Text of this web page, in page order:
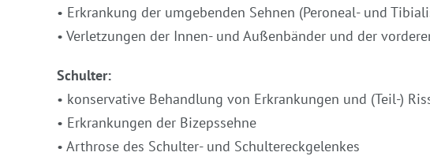
• Erkrankung der umgebenden Sehnen (Peroneal- und
• Verletzungen der Innen- und Außenbänder und der
Schulter:
• konservative Behandlung von Erkrankungen und (Teil-)
• Erkrankungen der Bizepssehne
• Arthrose des Schulter- und Schultereckgelenkes